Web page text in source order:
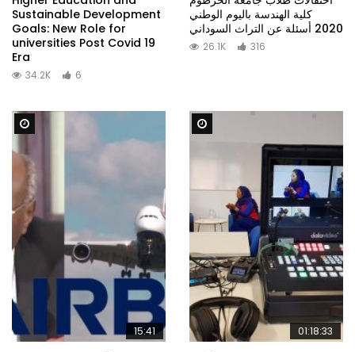
Sustainable Development
Goals: New Role for
universities Post Covid 19
Era
34.2K 6
كلية الهندسة باليوم الوطني
2020 أسئلة عن التراث السوداني
26.1K 316
15:41 01:18:33